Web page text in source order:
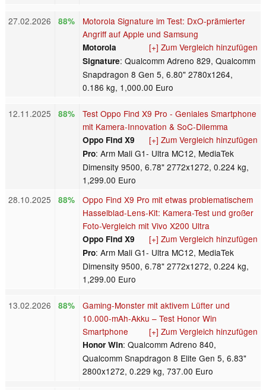
27.02.2026 88%
Motorola Signature im Test: DxO-prämierter
Angriff auf Apple und Samsung
[+] Zum Vergleich hinzufügen
Motorola
Signature: Qualcomm Adreno 829, Qualcomm
Snapdragon 8 Gen 5, 6.80" 2780x1264,
0.186 kg, 1,000.00 Euro
12.11.2025 88%
Test Oppo Find X9 Pro - Geniales Smartphone
mit Kamera-Innovation & SoC-Dilemma
[+] Zum Vergleich hinzufügen
Oppo Find X9
Pro: Arm Mali G1- Ultra MC12, MediaTek
Dimensity 9500, 6.78" 2772x1272, 0.224 kg,
1,299.00 Euro
28.10.2025
88%
Oppo Find X9 Pro mit etwas problematischem
Hasselblad-Lens-Kit: Kamera-Test und großer
Foto-Vergleich mit Vivo X200 Ultra
[+] Zum Vergleich hinzufügen
Oppo Find X9
Pro: Arm Mali G1- Ultra MC12, MediaTek
Dimensity 9500, 6.78" 2772x1272, 0.224 kg,
1,299.00 Euro
13.02.2026 88%
Gaming-Monster mit aktivem Lüfter und
10.000-mAh-Akku – Test Honor Win
Smartphone
[+] Zum Vergleich hinzufügen
Honor Win: Qualcomm Adreno 840,
Qualcomm Snapdragon 8 Elite Gen 5, 6.83"
2800x1272, 0.229 kg, 737.00 Euro